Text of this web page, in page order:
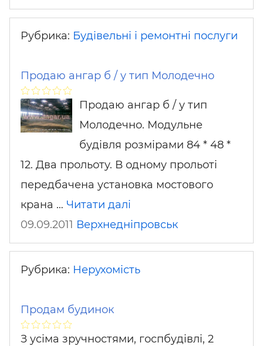
Рубрика: Будівельні і ремонтні послуги
Продаю ангар б / у тип Молодечно
Продаю ангар б / у тип
Молодечно. Модульне
будівля розмірами 84 * 48 *
12. Два прольоту. В одному прольоті
передбачена установка мостового
крана … Читати далі
09.09.2011 Верхнедніпровськ
Рубрика: Нерухомість
Продам будинок
З усіма зручностями, госпбудівлі, 2